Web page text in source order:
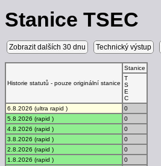
Stanice TSEC
Zobrazit dalších 30 dnu Technický výstup
Historie statutů - pouze originální stanice
Stanice
T
S
E
C
6.8.2026 (ultra rapid )
0
5.8.2026 (rapid )
0
4.8.2026 (rapid )
0
3.8.2026 (rapid )
0
2.8.2026 (rapid )
0
1.8.2026 (rapid )
0